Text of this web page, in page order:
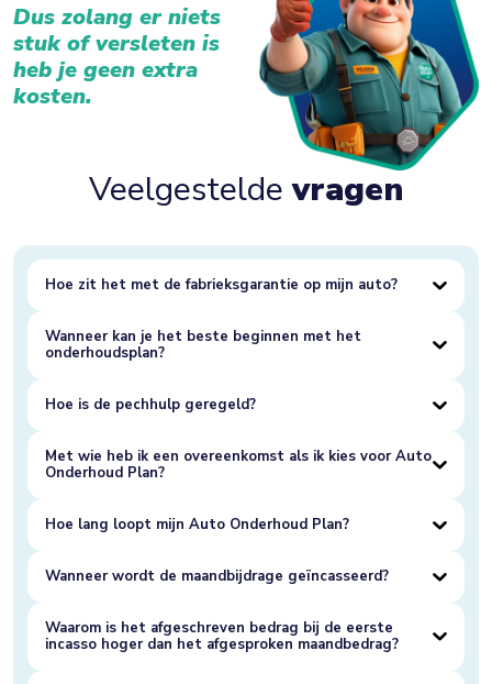
Dus zolang er niets
stuk of versleten is
heb je geen extra
kosten.
Veelgesteldevragen
Hoe zit het met de fabrieksgarantie op mijn auto?
Wanneer kan je het beste beginnen met het
onderhoudsplan?
Hoe is de pechhulp geregeld?
Met wie heb ik een overeenkomst als ik kies voor Auto
Onderhoud Plan?
Hoe lang loopt mijn Auto Onderhoud Plan?
Wanneer wordt de maandbijdrage geïncasseerd?
Waarom is het afgeschreven bedrag bij de eerste
incasso hoger dan het afgesproken maandbedrag?